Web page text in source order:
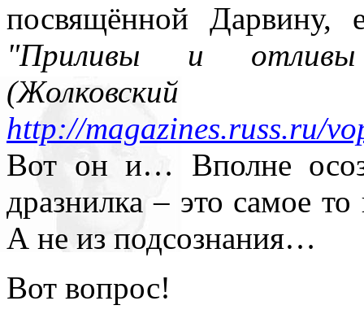
посвящённой Дарвину,
"Приливы и отливы
(Жолковский
http://magazines.russ.ru/
Вот он и… Вполне
дразнилка – это самое
А не из подсознания…
Вот вопрос!